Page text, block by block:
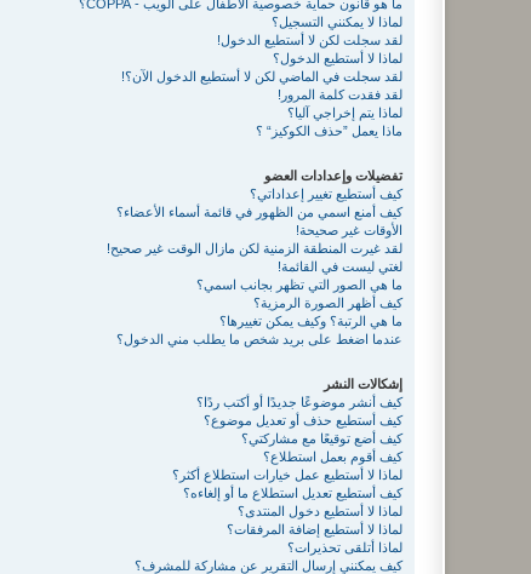
ما هو قانون حماية خصوصية الأطفال على الويب - COPPA؟
لماذا لا يمكنني التسجيل؟
لقد سجلت لكن لا أستطيع الدخول!
لماذا لا أستطيع الدخول؟
لقد سجلت في الماضي لكن لا أستطيع الدخول الآن؟!
لقد فقدت كلمة المرور!
لماذا يتم إخراجي آليا؟
ماذا يعمل ”حذف الكوكيز“ ؟
تفضيلات وإعدادات العضو
كيف أستطيع تغيير إعداداتي؟
كيف أمنع اسمي من الظهور في قائمة أسماء الأعضاء؟
الأوقات غير صحيحة!
لقد غيرت المنطقة الزمنية لكن مازال الوقت غير صحيح!
لغتي ليست في القائمة!
ما هي الصور التي تظهر بجانب اسمي؟
كيف أظهر الصورة الرمزية؟
ما هي الرتبة؟ وكيف يمكن تغييرها؟
عندما اضغط على بريد شخص ما يطلب مني الدخول؟
إشكالات النشر
كيف أنشر موضوعًا جديدًا أو أكتب ردًا؟
كيف أستطيع حذف أو تعديل موضوع؟
كيف أضع توقيعًا مع مشاركتي؟
كيف أقوم بعمل استطلاع؟
لماذا لا أستطيع عمل خيارات استطلاع أكثر؟
كيف أستطيع تعديل استطلاع ما أو إلغاءه؟
لماذا لا أستطيع دخول المنتدى؟
لماذا لا أستطيع إضافة المرفقات؟
لماذا أتلقى تحذيرات؟
كيف يمكنني إرسال التقرير عن مشاركة للمشرف؟